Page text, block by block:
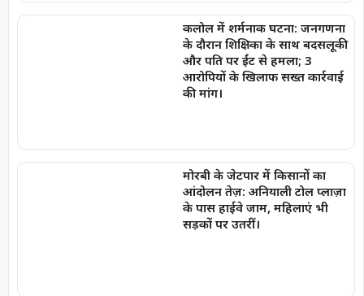
कलोल में शर्मनाक घटना: जनगणना
के दौरान शिक्षिका के साथ बदसलूकी
और पति पर ईंट से हमला; 3
आरोपियों के खिलाफ सख्त कार्रवाई
की मांग।
मोरबी के जेटपार में किसानों का
आंदोलन तेज़: अनियाली टोल प्लाज़ा
के पास हाईवे जाम, महिलाएं भी
सड़कों पर उतरीं।